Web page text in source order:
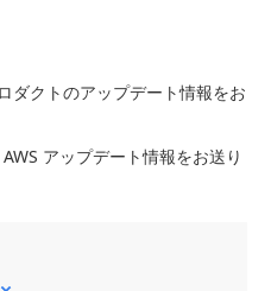
ダクトのアップデート情報をお
アップデート情報をお送り